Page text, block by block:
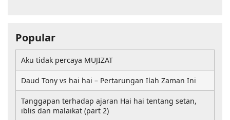
Popular
Aku tidak percaya MUJIZAT
Daud Tony vs hai hai – Pertarungan Ilah Zaman Ini
Tanggapan terhadap ajaran Hai hai tentang setan,
iblis dan malaikat (part 2)